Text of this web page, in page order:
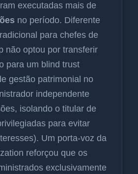
executadas mais de
no período. Diferente
para chefes de
não optou por transferir
para um blind trust
gestão patrimonial no
independente
isolando o titular de
para evitar
Um porta-voz da
reforçou que os
exclusivamente